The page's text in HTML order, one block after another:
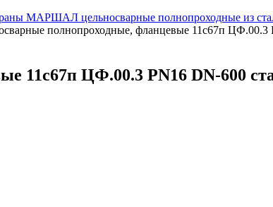
МАРШАЛ цельносварные полнопроходные из
полнопроходные, фланцевые 11с67п ЦФ.00.3
ЦФ.00.3 PN16 DN-600